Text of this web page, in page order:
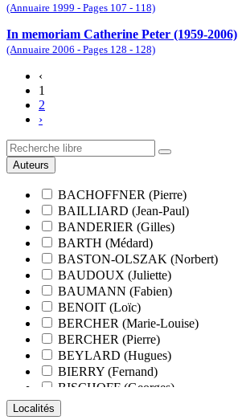
(Annuaire 1999 - Pages 107 - 118)
In memoriam Catherine Peter (1959-2006)
(Annuaire 2006 - Pages 128 - 128)
‹
1
2
›
Auteurs
BACHOFFNER (Pierre)
BAILLIARD (Jean-Paul)
BANDERIER (Gilles)
BARTH (Médard)
BASTON-OLSZAK (Norbert)
BAUDOUX (Juliette)
BAUMANN (Fabien)
BENOIT (Loïc)
BERCHER (Marie-Louise)
BERCHER (Pierre)
BEYLARD (Hugues)
BIERRY (Fernand)
BISCHOFF (Georges)
BLANCHARD (François)
Localités